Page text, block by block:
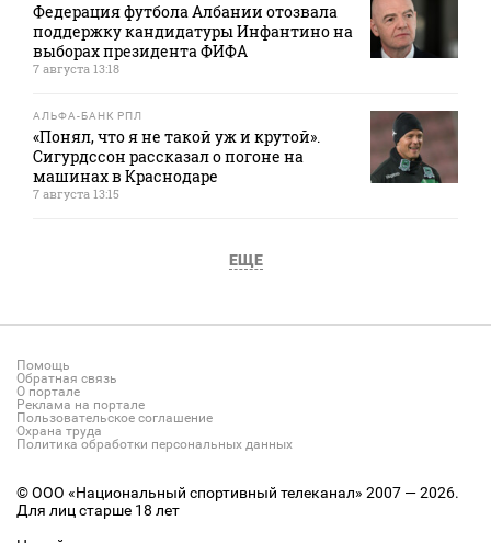
Федерация футбола Албании отозвала
поддержку кандидатуры Инфантино на
выборах президента ФИФА
7 августа 13:18
АЛЬФА-БАНК РПЛ
«Понял, что я не такой уж и крутой».
Сигурдссон рассказал о погоне на
машинах в Краснодаре
7 августа 13:15
ЕЩЕ
Помощь
Обратная связь
О портале
Реклама на портале
Пользовательское соглашение
Охрана труда
Политика обработки персональных данных
© ООО «Национальный спортивный телеканал» 2007 — 2026.
Для лиц старше 18 лет